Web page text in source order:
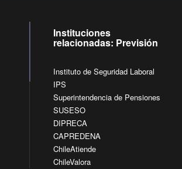
Instituciones
relacionadas: Previsión
Instituto de Seguridad Laboral
IPS
Superintendencia de Pensiones
SUSESO
DIPRECA
CAPREDENA
ChileAtiende
ChileValora